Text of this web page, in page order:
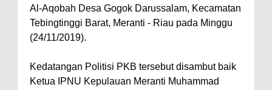
Al-Aqobah Desa Gogok Darussalam, Kecamatan
Tebingtinggi Barat, Meranti - Riau pada Minggu
(24/11/2019).
Kedatangan Politisi PKB tersebut disambut baik
Ketua IPNU Kepulauan Meranti Muhammad